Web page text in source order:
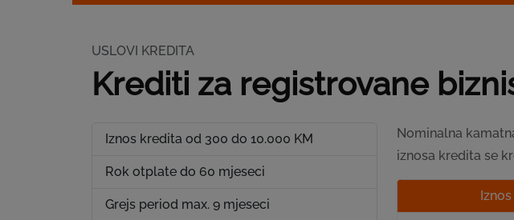
USLOVI KREDITA
Krediti za registrovane
Iznos kredita od 300 do 10.000 KM
Rok otplate do 60 mjeseci
Grejs period max. 9 mjeseci
Nominalna
iznosa kredita se
Iznos